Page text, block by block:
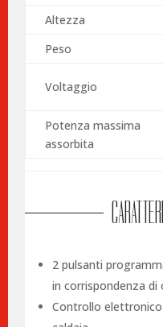
Altezza
Peso
Voltaggio
Potenza massima
assorbita
2 pulsanti
in corrispondenza di
Controllo elettronico